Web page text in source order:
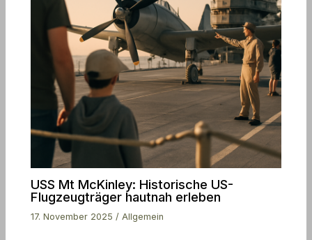
USS Mt McKinley: Historische US-
Flugzeugträger hautnah erleben
17. November 2025 / Allgemein